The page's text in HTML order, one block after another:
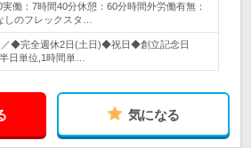
働：7時間40分休憩：60分時間外労働有無：
のフレックスタ…
／◆完全週休2日(土日)◆祝日◆創立記念日
日単位,1時間単…
気になる